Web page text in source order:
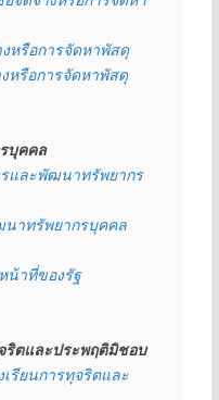
หรือการจัดหาพัสดุ
หรือการจัดหาพัสดุ
บุคคล
และพัฒนาทรัพยากร
นาทรัพยากรบุคคล
น้าที่ของรัฐ
ริตและประพฤติมิชอบ
รียนการทุจริตและ